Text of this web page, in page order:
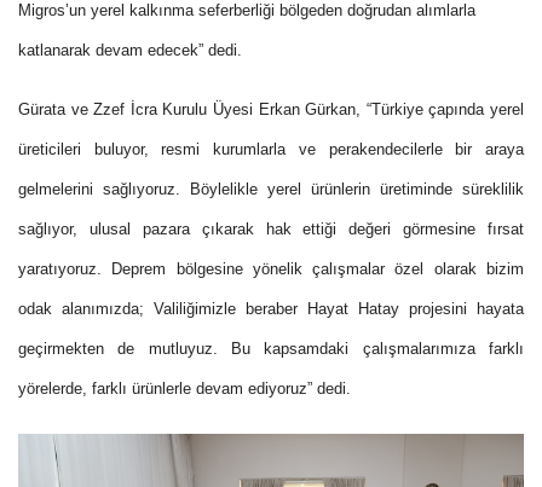
Migros’un yerel kalkınma seferberliği bölgeden doğrudan alımlarla
katlanarak devam edecek” dedi.
Gürata ve Zzef İcra Kurulu Üyesi Erkan Gürkan, “Türkiye çapında yerel
üreticileri buluyor, resmi kurumlarla ve perakendecilerle bir araya
gelmelerini sağlıyoruz. Böylelikle yerel ürünlerin üretiminde süreklilik
sağlıyor, ulusal pazara çıkarak hak ettiği değeri görmesine fırsat
yaratıyoruz. Deprem bölgesine yönelik çalışmalar özel olarak bizim
odak alanımızda; Valiliğimizle beraber Hayat Hatay projesini hayata
geçirmekten de mutluyuz. Bu kapsamdaki çalışmalarımıza farklı
yörelerde, farklı ürünlerle devam ediyoruz” dedi.